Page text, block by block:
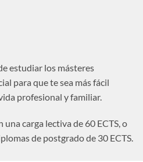
estudiar los másteres
para que te sea más fácil
profesional y familiar.
carga lectiva de 60 ECTS, o
de postgrado de 30 ECTS.